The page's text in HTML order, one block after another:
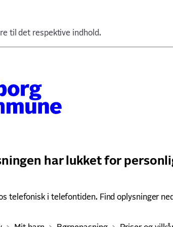
til det respektive indhold.
har lukket for
telefonisk i telefontiden. Find oplysninger